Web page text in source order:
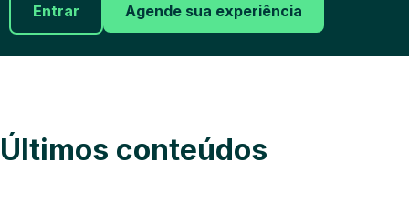
Entrar Agende sua experiência
Últimos conteúdos